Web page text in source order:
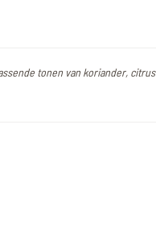
tonen van koriander, citrus